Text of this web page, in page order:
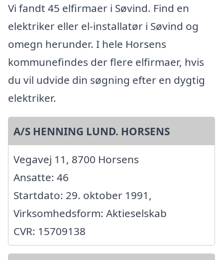
Vi fandt 45 elfirmaer i Søvind. Find en
elektriker eller el-installatør i Søvind og
omegn herunder. I hele Horsens
kommunefindes der flere elfirmaer, hvis
du vil udvide din søgning efter en dygtig
elektriker.
A/S HENNING LUND. HORSENS
Vegavej 11, 8700 Horsens
Ansatte: 46
Startdato: 29. oktober 1991,
Virksomhedsform: Aktieselskab
CVR: 15709138